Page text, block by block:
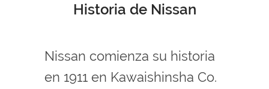
Historia de Nissan
Nissan comienza su historia
en 1911 en Kawaishinsha Co.